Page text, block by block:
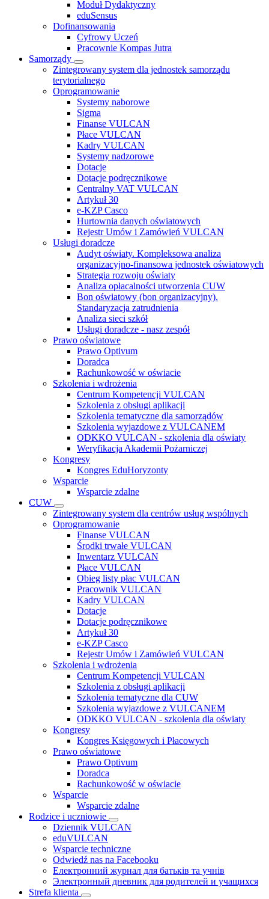
Moduł Dydaktyczny
eduSensus
Dofinansowania
Cyfrowy Uczeń
Pracownie Kompas Jutra
Samorządy
Zintegrowany system dla jednostek samorządu
terytorialnego
Oprogramowanie
Systemy naborowe
Sigma
Finanse VULCAN
Płace VULCAN
Kadry VULCAN
Systemy nadzorowe
Dotacje
Dotacje podręcznikowe
Centralny VAT VULCAN
Artykuł 30
e-KZP Casco
Hurtownia danych oświatowych
Rejestr Umów i Zamówień VULCAN
Usługi doradcze
Audyt oświaty. Kompleksowa analiza
organizacyjno-finansowa jednostek oświatowych
Strategia rozwoju oświaty
Analiza opłacalności utworzenia CUW
Bon oświatowy (bon organizacyjny).
Standaryzacja zatrudnienia
Analiza sieci szkół
Usługi doradcze - nasz zespół
Prawo oświatowe
Prawo Optivum
Doradca
Rachunkowość w oświacie
Szkolenia i wdrożenia
Centrum Kompetencji VULCAN
Szkolenia z obsługi aplikacji
Szkolenia tematyczne dla samorządów
Szkolenia wyjazdowe z VULCANEM
ODKKO VULCAN - szkolenia dla oświaty
Weryfikacja Akademii Pożarniczej
Kongresy
Kongres EduHoryzonty
Wsparcie
Wsparcie zdalne
CUW
Zintegrowany system dla centrów usług wspólnych
Oprogramowanie
Finanse VULCAN
Środki trwałe VULCAN
Inwentarz VULCAN
Płace VULCAN
Obieg listy płac VULCAN
Pracownik VULCAN
Kadry VULCAN
Dotacje
Dotacje podręcznikowe
Artykuł 30
e-KZP Casco
Rejestr Umów i Zamówień VULCAN
Szkolenia i wdrożenia
Centrum Kompetencji VULCAN
Szkolenia z obsługi aplikacji
Szkolenia tematyczne dla CUW
Szkolenia wyjazdowe z VULCANEM
ODKKO VULCAN - szkolenia dla oświaty
Kongresy
Kongres Księgowych i Płacowych
Prawo oświatowe
Prawo Optivum
Doradca
Rachunkowość w oświacie
Wsparcie
Wsparcie zdalne
Rodzice i uczniowie
Dziennik VULCAN
eduVULCAN
Wsparcie techniczne
Odwiedź nas na Facebooku
Електронний журнал для батьків та учнів
Электронный дневник для родителей и учащихся
Strefa klienta